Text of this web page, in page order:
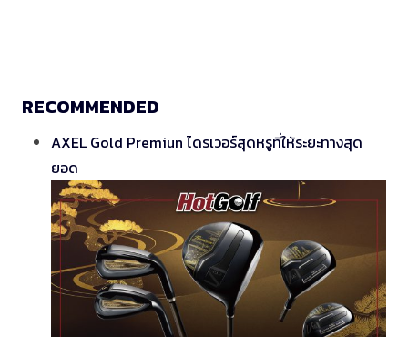
RECOMMENDED
AXEL Gold Premiun ไดรเวอร์สุดหรูที่ให้ระยะทางสุด
ยอด